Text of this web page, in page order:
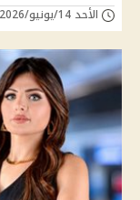
الأحد 14/يونيو/2026 - 07:38 م